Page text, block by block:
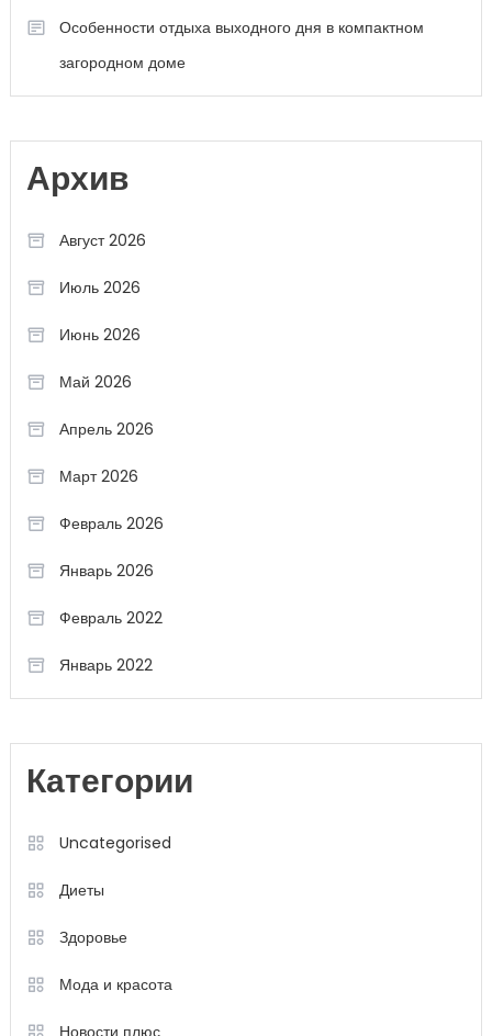
Особенности отдыха выходного дня в компактном
загородном доме
Архив
Август 2026
Июль 2026
Июнь 2026
Май 2026
Апрель 2026
Март 2026
Февраль 2026
Январь 2026
Февраль 2022
Январь 2022
Категории
Uncategorised
Диеты
Здоровье
Мода и красота
Новости плюс